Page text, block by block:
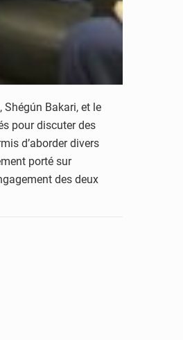
Shégún Bakari, et le
pour discuter des
d’aborder divers
porté sur
des deux